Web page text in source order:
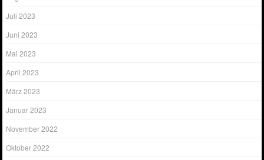
Juli 2023
Juni 2023
Mai 2023
April 2023
März 2023
Januar 2023
November 2022
Oktober 2022